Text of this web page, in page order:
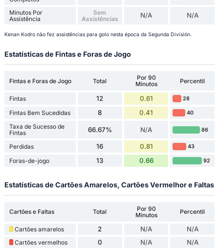
Minutos Por
Assistência
Sem
Assistências
N/A N/A
Kenan Kodro não fez assistências para golo nesta época da Segunda División.
Estatísticas de Fintas e Foras de Jogo
Fintas e Foras de Jogo Total
Por 90
Minutos
Percentil
Fintas 12 0.61 28
Fintas Bem Sucedidas 8 0.41 40
Taxa de Sucesso de
Fintas
66.67% N/A 86
Perdidas 16 0.81 43
Foras-de-jogo 13 0.66 92
Estatísticas de Cartões Amarelos, Cartões Vermelhor e Faltas
Cartões e Faltas Total
Por 90
Minutos
Percentil
Cartões amarelos 2 N/A N/A
Cartões vermelhos 0 N/A N/A